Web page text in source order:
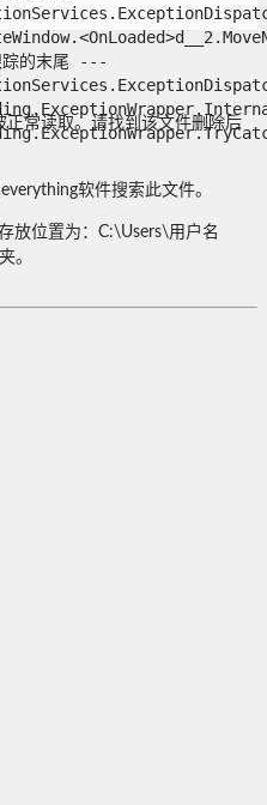
踪的末尾 ---
正常读取。请找到该文件删除后
软件搜索此文件。
放位置为：C:\Users\用户名
。